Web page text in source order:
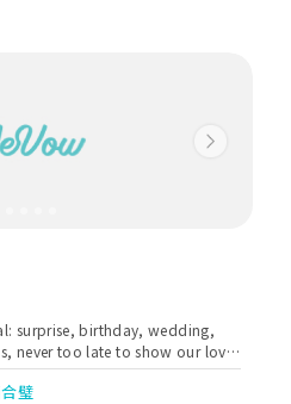
Next
surprise, birthday, wedding,
never too late to show our love
with pastry & balloon.
璧